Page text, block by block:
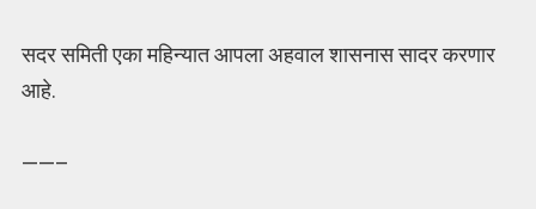
सदर समिती एका महिन्यात आपला अहवाल शासनास सादर करणार
आहे.
——–